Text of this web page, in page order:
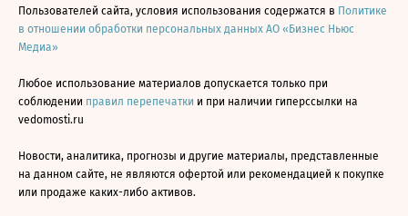
Пользователей сайта, условия использования содержатся в Политике
в отношении обработки персональных данных АО «Бизнес Ньюс
Медиа»
Любое использование материалов допускается только при
соблюдении правил перепечатки и при наличии гиперссылки на
vedomosti.ru
Новости, аналитика, прогнозы и другие материалы, представленные
на данном сайте, не являются офертой или рекомендацией к покупке
или продаже каких-либо активов.